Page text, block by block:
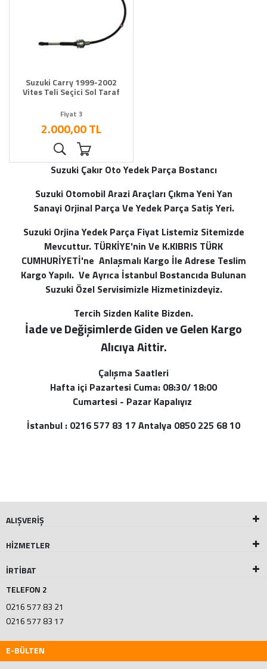
Suzuki Carry 1999-2002
Vites Teli Seçici Sol Taraf
Fiyat 3
2.000,00 TL
Suzuki Çakır Oto Yedek Parça Bostancı
Suzuki Otomobil Arazi Araçları Çıkma Yeni Yan
Sanayi Orjinal Parça Ve Yedek Parça Satiş Yeri.
Suzuki Orjina Yedek Parça Fiyat Listemiz Sitemizde
Mevcuttur. TÜRKİYE'nin Ve K.KIBRIS TÜRK
CUMHURİYETİ'ne Anlaşmalı Kargo İle Adrese Teslim
Kargo Yapılı. Ve Ayrıca İstanbul Bostancıda Bulunan
Suzuki Özel Servisimizle Hizmetinizdeyiz.
Tercih Sizden Kalite Bizden.
İade ve Değişimlerde Giden ve Gelen Kargo
Alıcıya Aittir.
Çalışma Saatleri
Hafta içi Pazartesi Cuma: 08:30/ 18:00
Cumartesi - Pazar Kapalıyız
İstanbul : 0216 577 83 17 Antalya 0850 225 68 10
ALIŞVERİŞ
HİZMETLER
İRTİBAT
TELEFON 2
0216 577 83 21
0216 577 83 17
E-BÜLTEN